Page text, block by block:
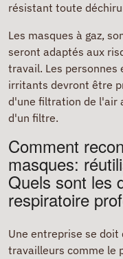
résistant toute
Les masques à gaz,
seront adaptés aux
travail. Les personnes
irritants devront être
d'une filtration de l'air
d'un filtre.
Comment
masques:
Quels sont les
respiratoire
Une entreprise se doit
travailleurs comme le